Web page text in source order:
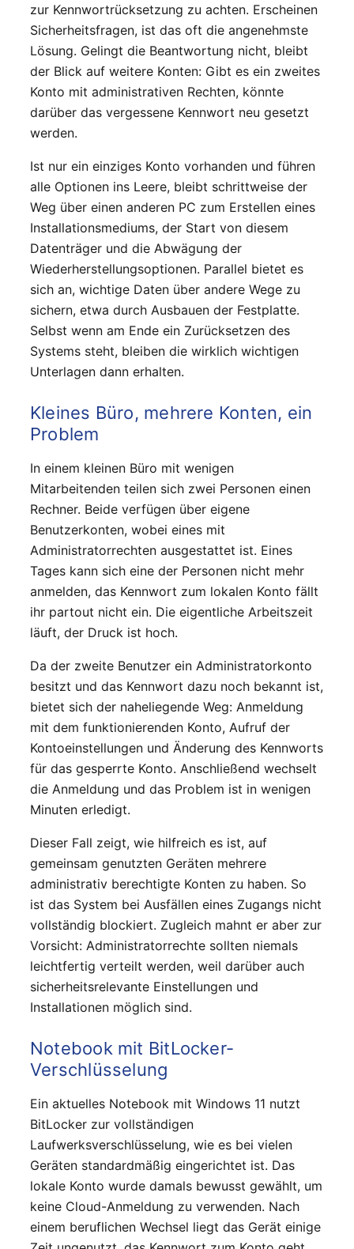
zur Kennwortrücksetzung zu achten. Erscheinen
Sicherheitsfragen, ist das oft die angenehmste
Lösung. Gelingt die Beantwortung nicht, bleibt
der Blick auf weitere Konten: Gibt es ein zweites
Konto mit administrativen Rechten, könnte
darüber das vergessene Kennwort neu gesetzt
werden.
Ist nur ein einziges Konto vorhanden und führen
alle Optionen ins Leere, bleibt schrittweise der
Weg über einen anderen PC zum Erstellen eines
Installationsmediums, der Start von diesem
Datenträger und die Abwägung der
Wiederherstellungsoptionen. Parallel bietet es
sich an, wichtige Daten über andere Wege zu
sichern, etwa durch Ausbauen der Festplatte.
Selbst wenn am Ende ein Zurücksetzen des
Systems steht, bleiben die wirklich wichtigen
Unterlagen dann erhalten.
Kleines Büro, mehrere Konten, ein
Problem
In einem kleinen Büro mit wenigen
Mitarbeitenden teilen sich zwei Personen einen
Rechner. Beide verfügen über eigene
Benutzerkonten, wobei eines mit
Administratorrechten ausgestattet ist. Eines
Tages kann sich eine der Personen nicht mehr
anmelden, das Kennwort zum lokalen Konto fällt
ihr partout nicht ein. Die eigentliche Arbeitszeit
läuft, der Druck ist hoch.
Da der zweite Benutzer ein Administratorkonto
besitzt und das Kennwort dazu noch bekannt ist,
bietet sich der naheliegende Weg: Anmeldung
mit dem funktionierenden Konto, Aufruf der
Kontoeinstellungen und Änderung des Kennworts
für das gesperrte Konto. Anschließend wechselt
die Anmeldung und das Problem ist in wenigen
Minuten erledigt.
Dieser Fall zeigt, wie hilfreich es ist, auf
gemeinsam genutzten Geräten mehrere
administrativ berechtigte Konten zu haben. So
ist das System bei Ausfällen eines Zugangs nicht
vollständig blockiert. Zugleich mahnt er aber zur
Vorsicht: Administratorrechte sollten niemals
leichtfertig verteilt werden, weil darüber auch
sicherheitsrelevante Einstellungen und
Installationen möglich sind.
Notebook mit BitLocker-
Verschlüsselung
Ein aktuelles Notebook mit Windows 11 nutzt
BitLocker zur vollständigen
Laufwerksverschlüsselung, wie es bei vielen
Geräten standardmäßig eingerichtet ist. Das
lokale Konto wurde damals bewusst gewählt, um
keine Cloud-Anmeldung zu verwenden. Nach
einem beruflichen Wechsel liegt das Gerät einige